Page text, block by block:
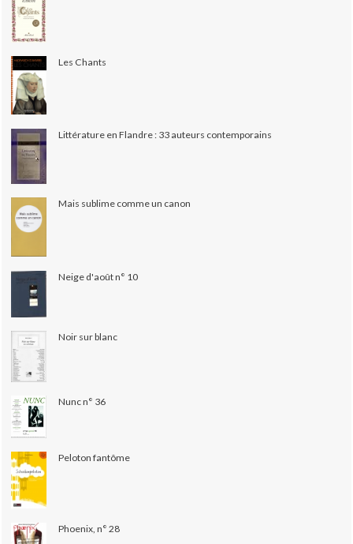
Les Chants
Littérature en Flandre : 33 auteurs contemporains
Mais sublime comme un canon
Neige d'août n° 10
Noir sur blanc
Nunc n° 36
Peloton fantôme
Phoenix, n° 28